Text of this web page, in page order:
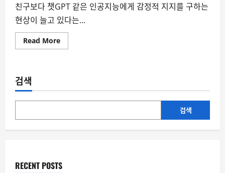
친구보다 챗GPT 같은 인공지능에게 감정적 지지를 구하는
현상이 늘고 있다는...
Read MoreRead
more
구
신
GPT
위
검색
검색
RECENT POSTS